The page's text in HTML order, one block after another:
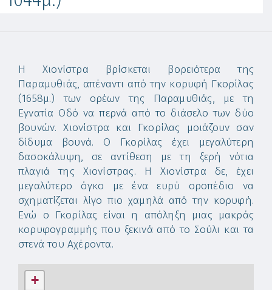
Η Χιονίστρα βρίσκεται βορειότερα της
Παραμυθιάς, απέναντι από την κορυφή Γκορίλας
(1658μ.) των ορέων της Παραμυθιάς, με τη
Εγνατία Οδό να περνά από το διάσελο των δύο
βουνών. Χιονίστρα και Γκορίλας μοιάζουν σαν
δίδυμα βουνά. Ο Γκορίλας έχει μεγαλύτερη
δασοκάλυψη, σε αντίθεση με τη ξερή νότια
πλαγιά της Χιονίστρας. Η Χιονίστρα δε, έχει
μεγαλύτερο όγκο με ένα ευρύ οροπέδιο να
σχηματίζεται λίγο πιο χαμηλά από την κορυφή.
Ενώ ο Γκορίλας είναι η απόληξη μιας μακράς
κορυφογραμμής που ξεκινά από το Σούλι και τα
στενά του Αχέροντα.
+